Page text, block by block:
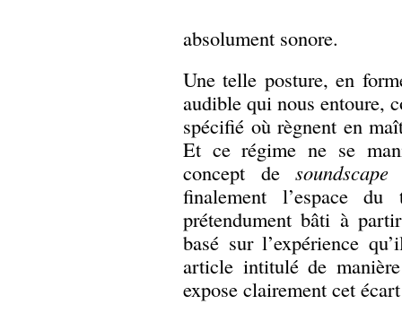
absolument sonore.
Une telle posture, en
audible qui nous entoure,
spécifié où règnent en
Et ce régime ne se
concept desoundscape
finalement l’espace
prétendument bâti à
basé sur l’expérience
article intitulé de
expose clairement cet